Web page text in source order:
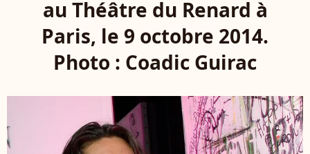
au Théâtre du Renard à
Paris, le 9 octobre 2014.
Photo : Coadic Guirac